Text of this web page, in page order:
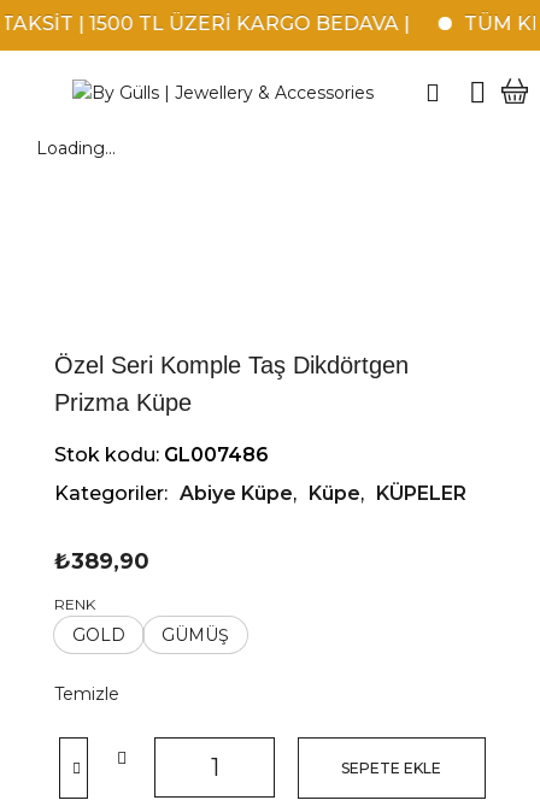
| 1500 TL ÜZERİ KARGO BEDAVA | TÜM
Loading...
Özel Seri Komple Taş Dikdörtgen
Prizma Küpe
Stok kodu: GL007486
Kategoriler: Abiye Küpe, Küpe, KÜPELER
₺389,90
RENK
GOLD GÜMÜŞ
Temizle
SEPETE EKLE